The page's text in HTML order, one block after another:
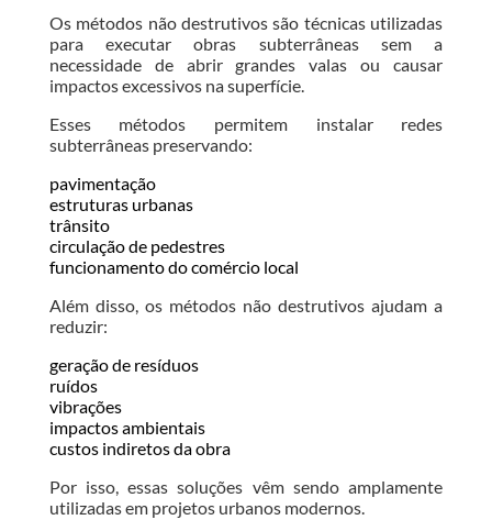
Os métodos não destrutivos são técnicas utilizadas
para executar obras subterrâneas sem a
necessidade de abrir grandes valas ou causar
impactos excessivos na superfície.
Esses métodos permitem instalar redes
subterrâneas preservando:
pavimentação
estruturas urbanas
trânsito
circulação de pedestres
funcionamento do comércio local
Além disso, os métodos não destrutivos ajudam a
reduzir:
geração de resíduos
ruídos
vibrações
impactos ambientais
custos indiretos da obra
Por isso, essas soluções vêm sendo amplamente
utilizadas em projetos urbanos modernos.